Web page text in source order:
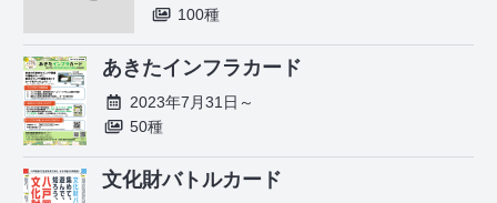
100種
あきたインフラカード
2023年7月31日～
50種
文化財バトルカード